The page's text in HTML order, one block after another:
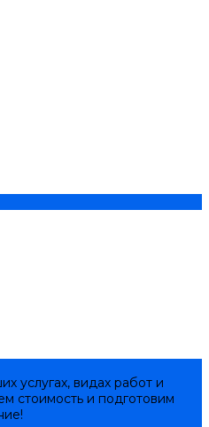
услугах, видах работ и
стоимость и подготовим